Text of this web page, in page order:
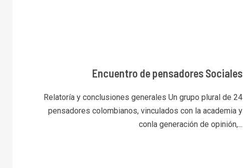
Encuentro de pensadores Sociales
Relatoría y conclusiones generales Un grupo plural de 24
pensadores colombianos, vinculados con la academia y
conla generación de opinión,...